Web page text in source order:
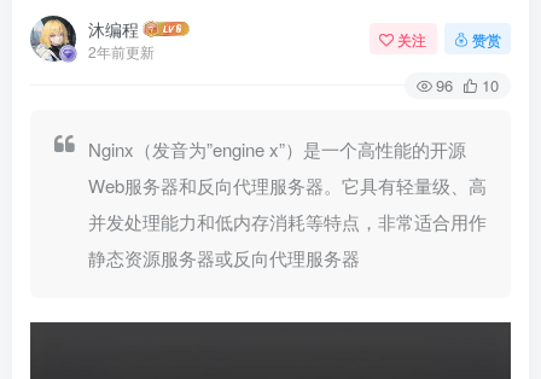
沐编程
2年前更新
关注 赞赏
96 10
Nginx（发音为”engine x”）是一个高性能的开源
Web服务器和反向代理服务器。它具有轻量级、高
并发处理能力和低内存消耗等特点，非常适合用作
静态资源服务器或反向代理服务器